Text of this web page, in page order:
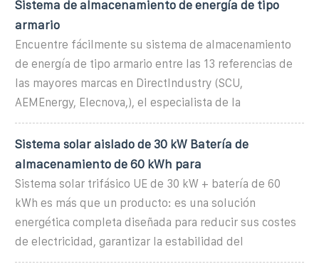
Sistema de almacenamiento de energía de tipo
armario
Encuentre fácilmente su sistema de almacenamiento
de energía de tipo armario entre las 13 referencias de
las mayores marcas en DirectIndustry (SCU,
AEMEnergy, Elecnova,), el especialista de la
Sistema solar aislado de 30 kW Batería de
almacenamiento de 60 kWh para
Sistema solar trifásico UE de 30 kW + batería de 60
kWh es más que un producto: es una solución
energética completa diseñada para reducir sus costes
de electricidad, garantizar la estabilidad del